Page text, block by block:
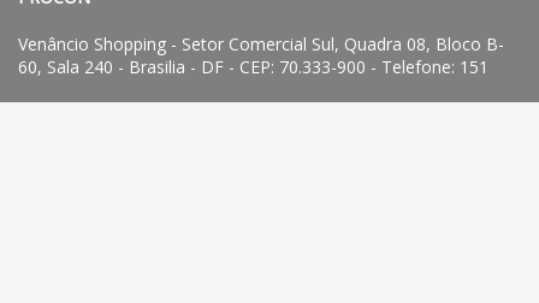
Venâncio Shopping - Setor Comercial Sul, Quadra 08, Bloco B-
60, Sala 240 - Brasilia - DF - CEP: 70.333-900 - Telefone: 151